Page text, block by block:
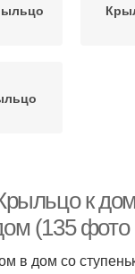
к
(135
в дом со